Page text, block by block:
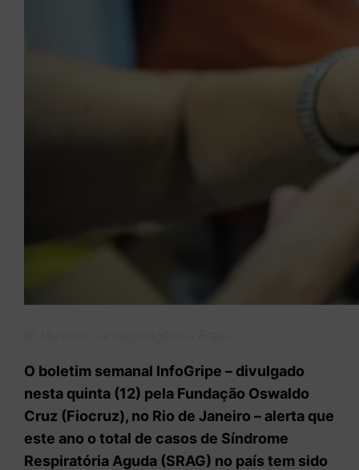
O boletim semanal InfoGripe – divulgado
nesta quinta (12) pela Fundação Oswaldo
Cruz (Fiocruz), no Rio de Janeiro – alerta que
este ano o total de casos de Síndrome
Respiratória Aguda (SRAG) no país tem sido